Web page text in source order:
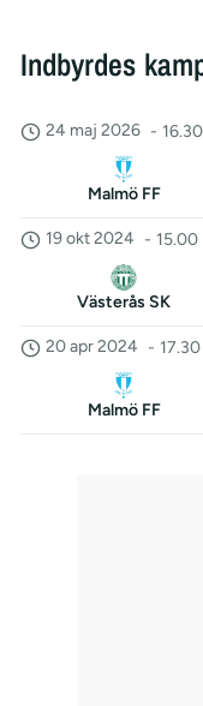
Indbyrdes
24 maj 2026 - 16.30
Malmö FF
19 okt 2024 - 15.00
Västerås SK
20 apr 2024 - 17.30
Malmö FF